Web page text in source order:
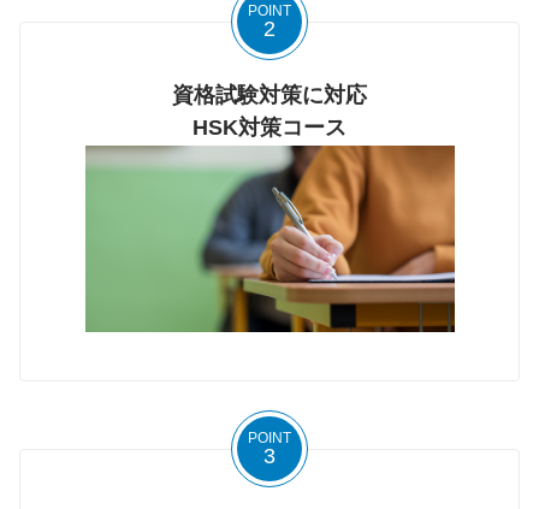
POINT
2
資格試験対策に対応
HSK対策コース
POINT
3